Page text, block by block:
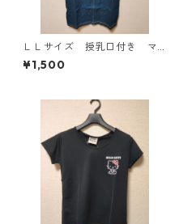
ＬＬサイズ 授乳口付き マ
タニティ ドッキングワンピ
ース ホワイト×ブルー KAE
¥1,500